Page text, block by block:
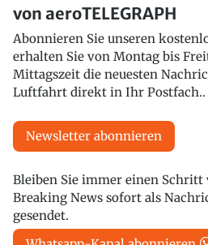
von aeroTELEGRAPH
Abonnieren Sie unseren
erhalten Sie von Montag bis
Mittagszeit die neuesten
Luftfahrt direkt in Ihr Postfach..
Newsletter abonnieren
Bleiben Sie immer einen Schritt
Breaking News sofort als
gesendet.